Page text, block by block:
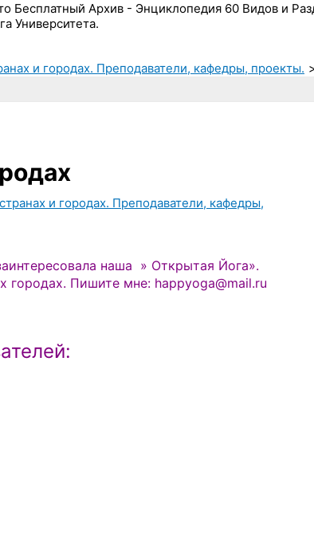
Бесплатный Архив - Энциклопедия 60 Видов и
Университета.
и городах. Преподаватели, кафедры, проекты.
и городах. Преподаватели, кафедры,
наша » Открытая Йога».
городах. Пишите мне: happyoga@mail.ru